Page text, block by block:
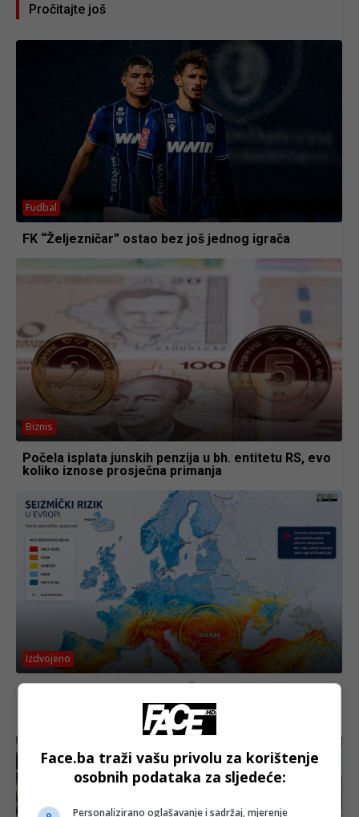
Pročitajte još
Fudbal
FK “Željezničar” ostao bez još jednog igrača
Biznis
Počela isplata junskih penzija u bh. entitetu RS, evo
koliko iznose prosječna primanja
Izdvojeno
evropske zemlje kojima prijete najrazorniji
zemljotresi, u opasnosti i Balkan
Face.ba traži vašu privolu za korištenje
osobnih podataka za sljedeće:
Personalizirano oglašavanje i sadržaj, mjerenje